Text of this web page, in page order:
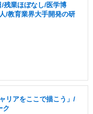
残業ほぼなし/医学博
/教育業界大手開発の研
リアをここで描こう」/
ク